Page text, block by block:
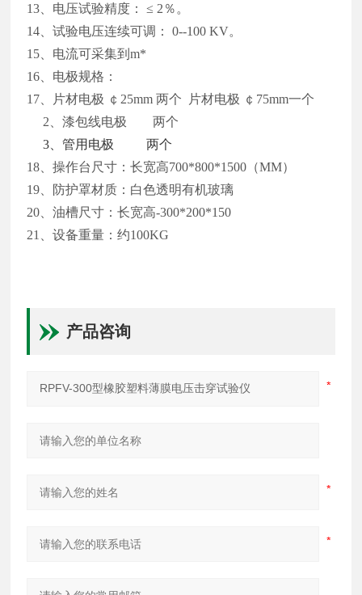
13、电压试验精度： ≤ 2％。
14、试验电压连续可调： 0--100 KV。
15、电流可采集到m*
16、电极规格：
17、片材电极 ￠25mm 两个 片材电极 ￠75mm一个
2、漆包线电极 两个
3、管用电极 两个
18、操作台尺寸：长宽高700*800*1500（MM）
19、防护罩材质：白色透明有机玻璃
20、油槽尺寸：长宽高-300*200*150
21、设备重量：约100KG
产品咨询